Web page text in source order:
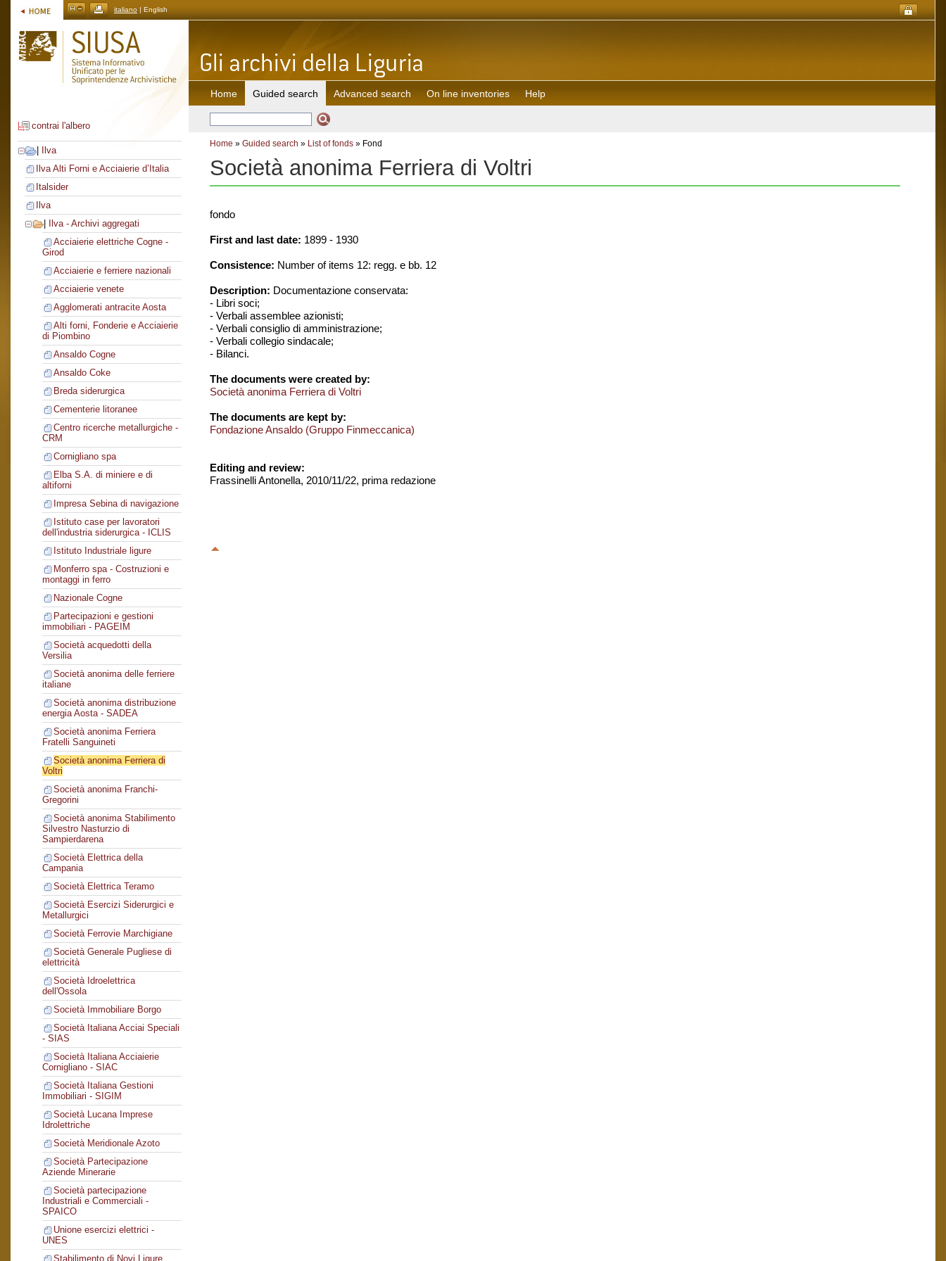
italiano | English
contrai l'albero
Ilva
Ilva Alti Forni e Acciaierie d’Italia
Italsider
Ilva
Ilva - Archivi aggregati
Acciaierie elettriche Cogne -
Girod
Acciaierie e ferriere nazionali
Acciaierie venete
Agglomerati antracite Aosta
Alti forni, Fonderie e Acciaierie
di Piombino
Ansaldo Cogne
Ansaldo Coke
Breda siderurgica
Cementerie litoranee
Centro ricerche metallurgiche -
CRM
Cornigliano spa
Elba S.A. di miniere e di
altiforni
Impresa Sebina di navigazione
Istituto case per lavoratori
dell'industria siderurgica - ICLIS
Istituto Industriale ligure
Monferro spa - Costruzioni e
montaggi in ferro
Nazionale Cogne
Partecipazioni e gestioni
immobiliari - PAGEIM
Società acquedotti della
Versilia
Società anonima delle ferriere
italiane
Società anonima distribuzione
energia Aosta - SADEA
Società anonima Ferriera
Fratelli Sanguineti
Società anonima Ferriera di
Voltri
Società anonima Franchi-
Gregorini
Società anonima Stabilimento
Silvestro Nasturzio di
Sampierdarena
Società Elettrica della
Campania
Società Elettrica Teramo
Società Esercizi Siderurgici e
Metallurgici
Società Ferrovie Marchigiane
Società Generale Pugliese di
elettricità
Società Idroelettrica
dell'Ossola
Società Immobiliare Borgo
Società Italiana Acciai Speciali
- SIAS
Società Italiana Acciaierie
Cornigliano - SIAC
Società Italiana Gestioni
Immobiliari - SIGIM
Società Lucana Imprese
Idrolettriche
Società Meridionale Azoto
Società Partecipazione
Aziende Minerarie
Società partecipazione
Industriali e Commerciali -
SPAICO
Unione esercizi elettrici -
UNES
Stabilimento di Novi Ligure
Home Guided search Advanced search On line inventories Help
Home » Guided search » List of fonds » Fond
Società anonima Ferriera di Voltri
fondo
First and last date: 1899 - 1930
Consistence: Number of items 12: regg. e bb. 12
Description: Documentazione conservata:
- Libri soci;
- Verbali assemblee azionisti;
- Verbali consiglio di amministrazione;
- Verbali collegio sindacale;
- Bilanci.
The documents were created by:
Società anonima Ferriera di Voltri
The documents are kept by:
Fondazione Ansaldo (Gruppo Finmeccanica)
Editing and review:
Frassinelli Antonella, 2010/11/22, prima redazione